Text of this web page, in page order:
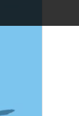
údajů, které
systémů